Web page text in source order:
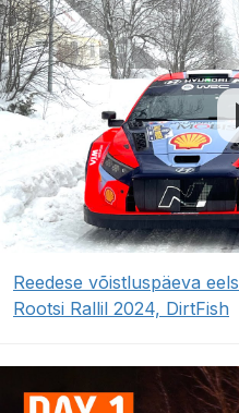
Reedese võistluspäeva
Rootsi Rallil 2024, DirtFish